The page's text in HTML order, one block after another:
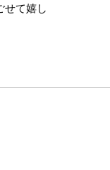
せて嬉し